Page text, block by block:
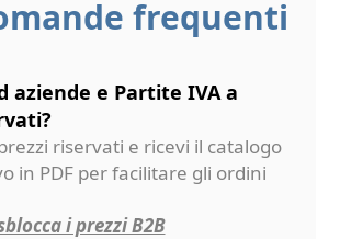
frequenti
aziende e Partite IVA a
riservati e ricevi il catalogo
in PDF per facilitare gli ordini
i prezzi B2B